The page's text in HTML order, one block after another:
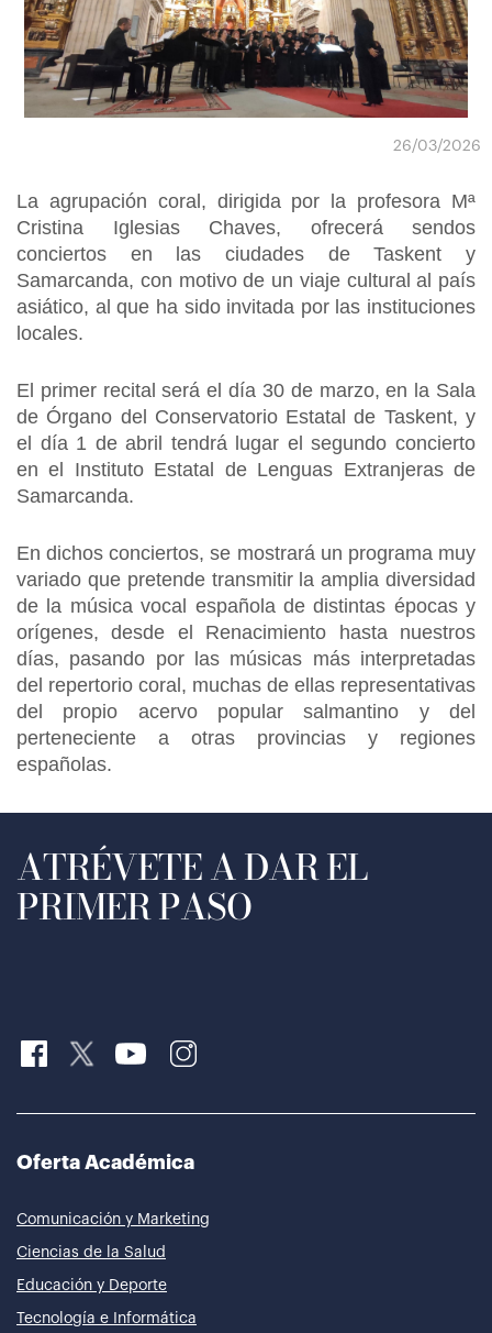
26/03/2026
La agrupación coral, dirigida por la profesora Mª
Cristina Iglesias Chaves, ofrecerá sendos
conciertos en las ciudades de Taskent y
Samarcanda, con motivo de un viaje cultural al país
asiático, al que ha sido invitada por las instituciones
locales.
El primer recital será el día 30 de marzo, en la Sala
de Órgano del Conservatorio Estatal de Taskent, y
el día 1 de abril tendrá lugar el segundo concierto
en el Instituto Estatal de Lenguas Extranjeras de
Samarcanda.
En dichos conciertos, se mostrará un programa muy
variado que pretende transmitir la amplia diversidad
de la música vocal española de distintas épocas y
orígenes, desde el Renacimiento hasta nuestros
días, pasando por las músicas más interpretadas
del repertorio coral, muchas de ellas representativas
del propio acervo popular salmantino y del
perteneciente a otras provincias y regiones
españolas.
ATRÉVETE A DAR EL
PRIMER PASO
Oferta Académica
Comunicación y Marketing
Ciencias de la Salud
Educación y Deporte
Tecnología e Informática